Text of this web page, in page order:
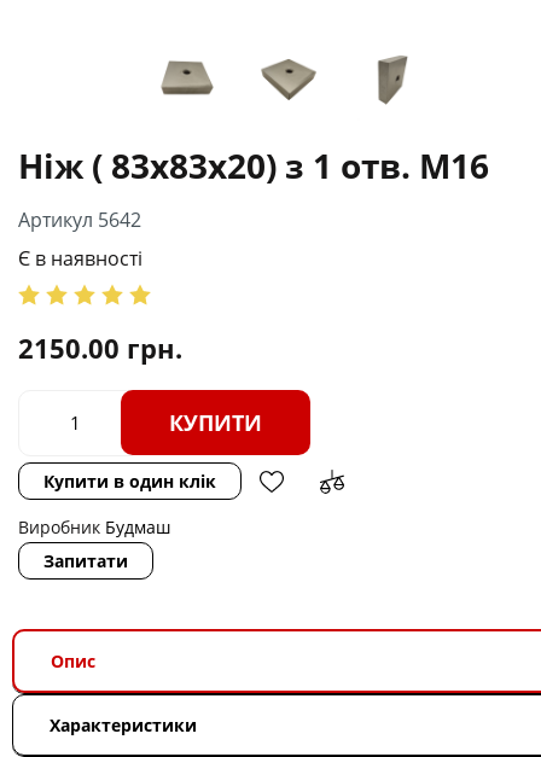
Ніж ( 83х83х20) з 1 отв. М16
Артикул 5642
Є в наявності
2150.00 грн.
КУПИТИ
Купити в один клік
Виробник Будмаш
Запитати
Опис
Характеристики